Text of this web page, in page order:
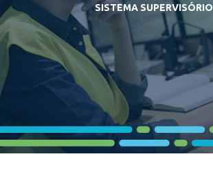
SISTEMA SUPERVISÓRIO